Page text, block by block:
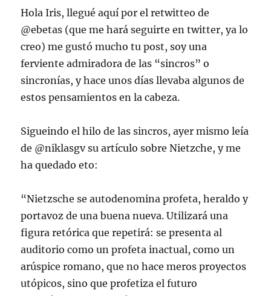
Hola Iris, llegué aquí por el retwitteo de
@ebetas (que me hará seguirte en twitter, ya lo
creo) me gustó mucho tu post, soy una
ferviente admiradora de las “sincros” o
sincronías, y hace unos días llevaba algunos de
estos pensamientos en la cabeza.
Sigueindo el hilo de las sincros, ayer mismo leía
de @niklasgv su artículo sobre Nietzche, y me
ha quedado eto:
“Nietzsche se autodenomina profeta, heraldo y
portavoz de una buena nueva. Utilizará una
figura retórica que repetirá: se presenta al
auditorio como un profeta inactual, como un
arúspice romano, que no hace meros proyectos
utópicos, sino que profetiza el futuro